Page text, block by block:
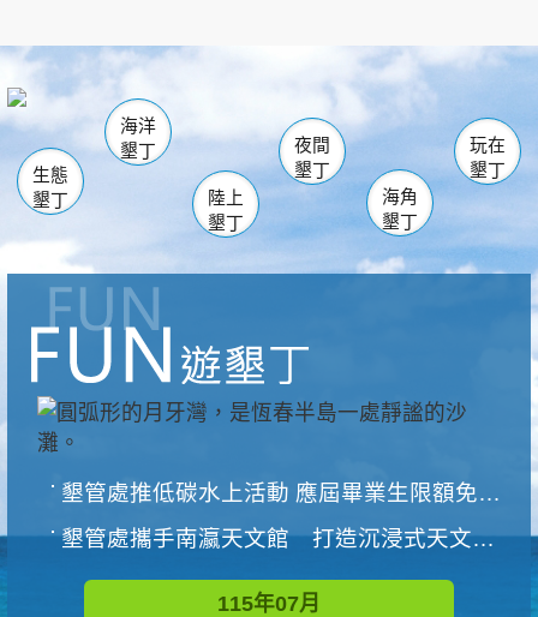
南仁湖
海生館
恆春 佳樂水
龍鑾潭自然中心 森林遊樂區
瓊麻館
關山 墾管處遊客中心
社頂公園 風吹沙
船帆石
白砂 龍磐公園
香蕉灣
砂島
鵝鑾鼻
生態
墾丁
海洋
墾丁
陸上
墾丁
夜間
墾丁
海角
墾丁
玩在
墾丁
墾管處推低碳水上活動 應屆畢業生限額免費參加
墾管處攜手南瀛天文館 打造沉浸式天文探索營隊
115年07月